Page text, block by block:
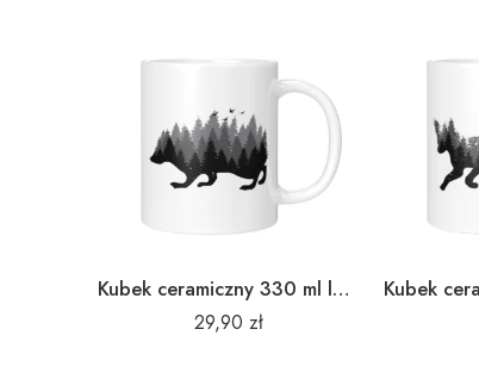
Kubek ceramiczny 330 ml leśny jeż
29,90 zł